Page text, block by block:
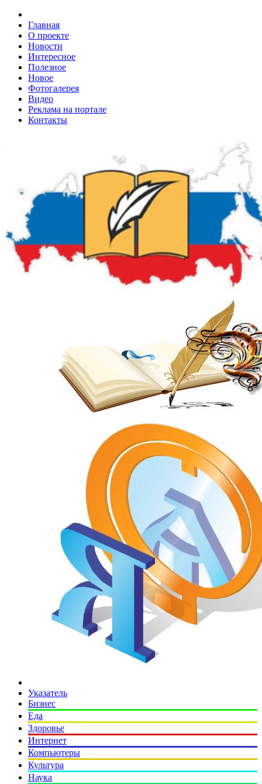
Главная
О проекте
Новости
Интересное
Полезное
Новое
Фотогалерея
Видео
Реклама на портале
Контакты
Указатель
Бизнес
Еда
Здоровье
Интернет
Компьютеры
Культура
Наука